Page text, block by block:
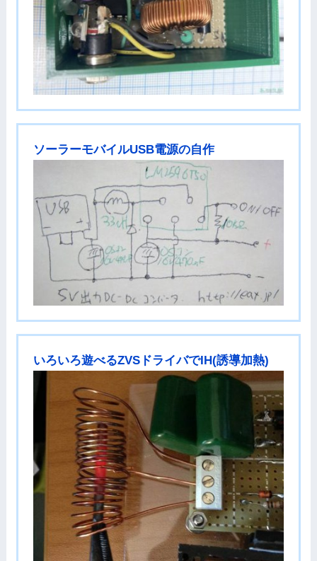
ソーラーモバイルUSB電源の自作
いろいろ遊べるZVSドライバでIH(誘導加熱)